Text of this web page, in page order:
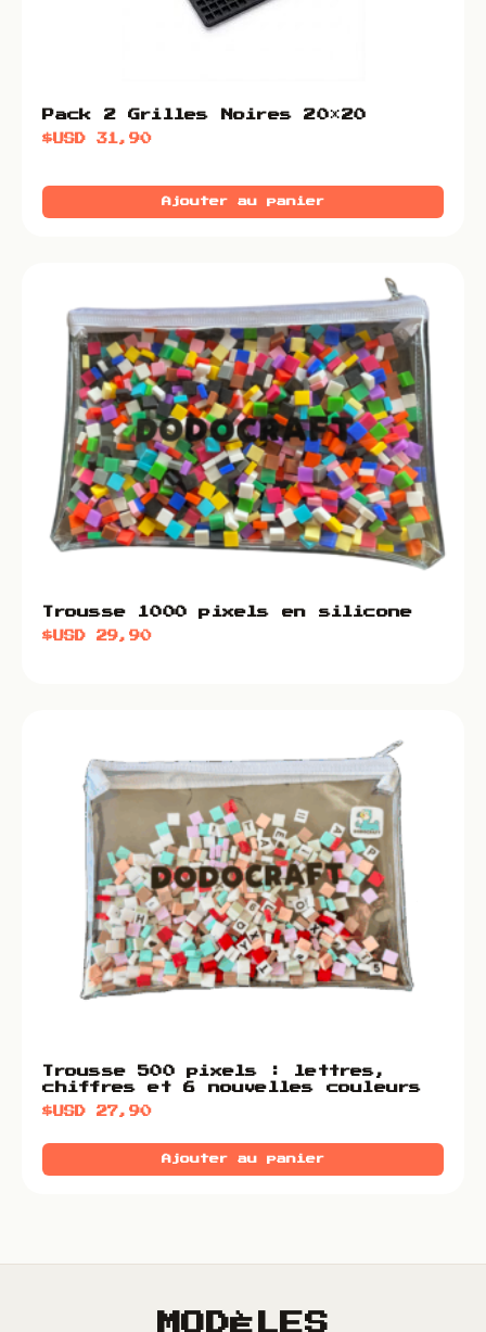
Pack 2 Grilles Noires 20×20
$USD31,90
Ajouter au panier
Trousse 1000 pixels en silicone
$USD29,90
Trousse 500 pixels : lettres,
chiffres et 6 nouvelles couleurs
$USD27,90
Ajouter au panier
MODÈLES